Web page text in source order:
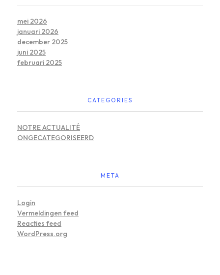
mei 2026
januari 2026
december 2025
juni 2025
februari 2025
CATEGORIES
NOTRE ACTUALITÉ
ONGECATEGORISEERD
META
Login
Vermeldingen feed
Reacties feed
WordPress.org